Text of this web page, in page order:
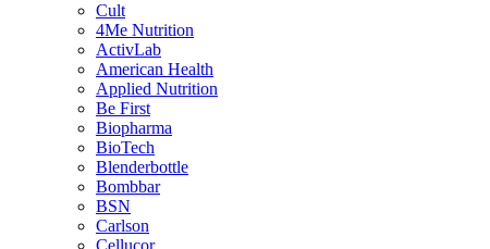
Cult
4Me Nutrition
ActivLab
American Health
Applied Nutrition
Be First
Biopharma
BioTech
Blenderbottle
Bombbar
BSN
Carlson
Cellucor